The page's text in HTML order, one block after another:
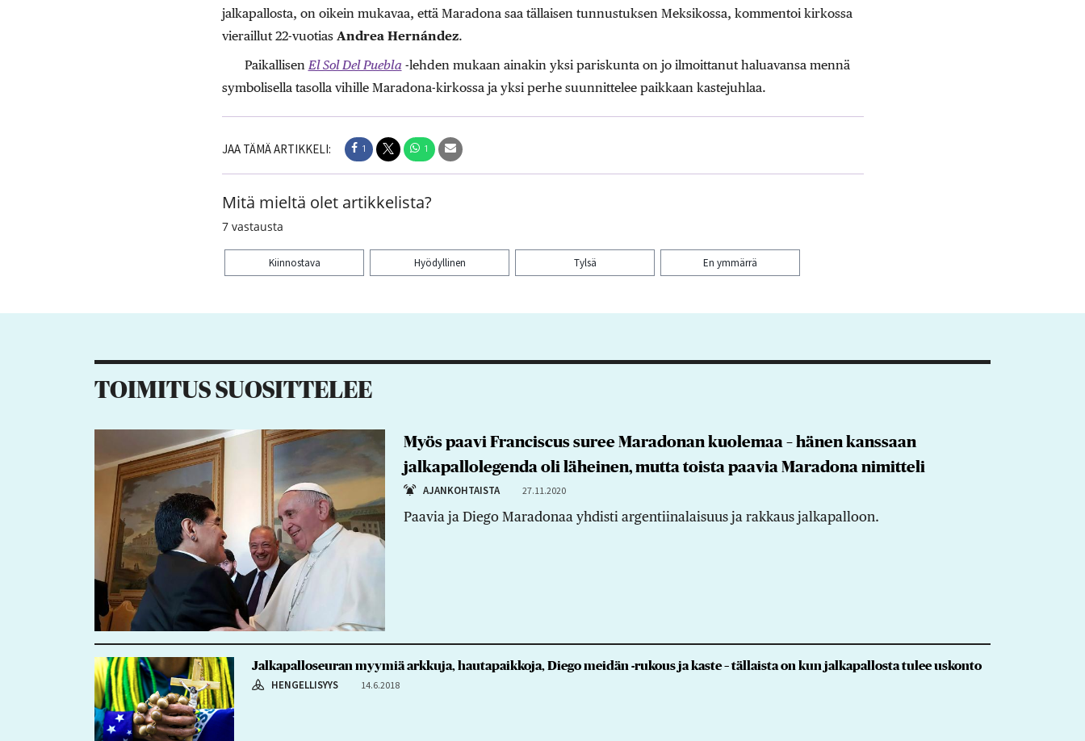
jalkapallosta, on oikein mukavaa, että Maradona saa tällaisen tunnustuksen Meksikossa, kommentoi kirkossa
vieraillut 22-vuotias Andrea Hernández.
Paikallisen El Sol Del Puebla -lehden mukaan ainakin yksi pariskunta on jo ilmoittanut haluavansa mennä
symbolisella tasolla vihille Maradona-kirkossa ja yksi perhe suunnittelee paikkaan kastejuhlaa.
JAA TÄMÄ ARTIKKELI: 1 1
Mitä mieltä olet artikkelista?
7 vastausta
Kiinnostava Hyödyllinen Tylsä En ymmärrä
TOIMITUS SUOSITTELEE
Myös paavi Franciscus suree Maradonan kuolemaa – hänen kanssaan
jalkapallolegenda oli läheinen, mutta toista paavia Maradona nimitteli
AJANKOHTAISTA 27.11.2020
Paavia ja Diego Maradonaa yhdisti argentiinalaisuus ja rakkaus jalkapalloon.
Jalkapalloseuran myymiä arkkuja, hautapaikkoja, Diego meidän -rukous ja kaste – tällaista on kun jalkapallosta tulee uskonto
HENGELLISYYS 14.6.2018